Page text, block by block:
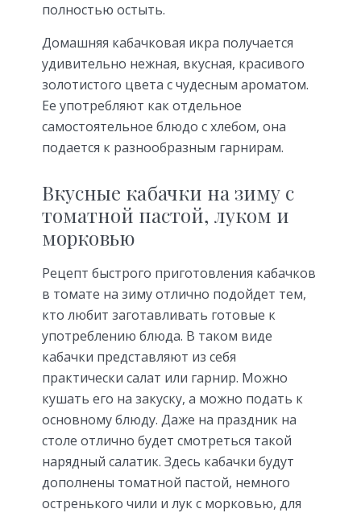
полностью остыть.
Домашняя кабачковая икра получается
удивительно нежная, вкусная, красивого
золотистого цвета с чудесным ароматом.
Ее употребляют как отдельное
самостоятельное блюдо с хлебом, она
подается к разнообразным гарнирам.
Вкусные кабачки на зиму с
томатной пастой, луком и
морковью
Рецепт быстрого приготовления кабачков
в томате на зиму отлично подойдет тем,
кто любит заготавливать готовые к
употреблению блюда. В таком виде
кабачки представляют из себя
практически салат или гарнир. Можно
кушать его на закуску, а можно подать к
основному блюду. Даже на праздник на
столе отлично будет смотреться такой
нарядный салатик. Здесь кабачки будут
дополнены томатной пастой, немного
остренького чили и лук с морковью, для